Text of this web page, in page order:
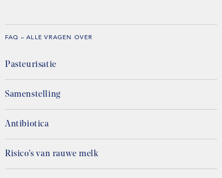
FAQ – ALLE VRAGEN OVER
Pasteurisatie
Samenstelling
Antibiotica
Risico’s van rauwe melk